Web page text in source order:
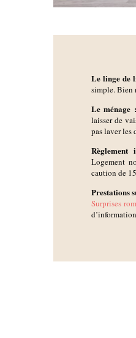
Le linge de
simple. Bien
Le ménage :
laisser de
pas laver les
Règlement
Logement
caution de
Prestations
Surprises